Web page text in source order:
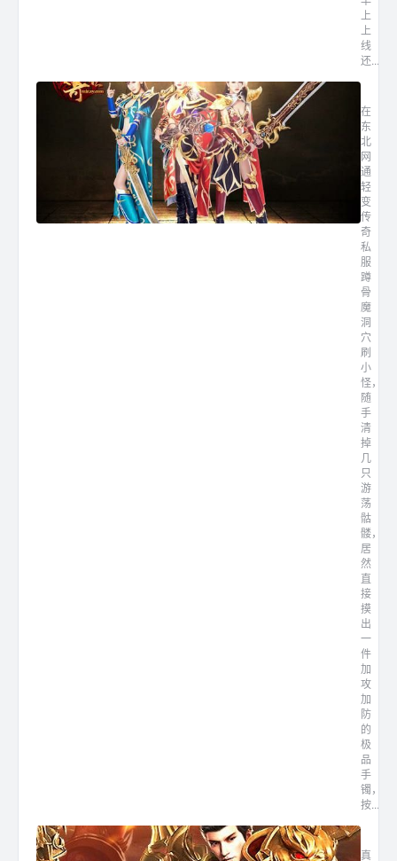
上
上
线
还...
在
东
北
网
通
轻
变
传
奇
私
服
蹲
骨
魔
洞
穴
刷
小
怪，
随
手
清
掉
几
只
游
荡
骷
髅，
居
然
直
接
摸
出
一
件
加
攻
加
防
的
极
品
手
镯，
按...
真